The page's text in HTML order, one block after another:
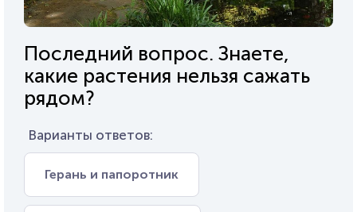
Последний вопрос. Знаете,
какие растения нельзя сажать
рядом?
Варианты ответов:
Герань и папоротник